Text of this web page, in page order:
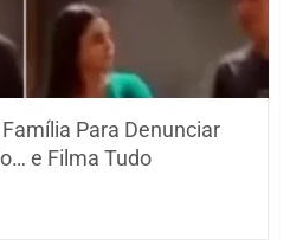
Para Denunciar
e Filma Tudo